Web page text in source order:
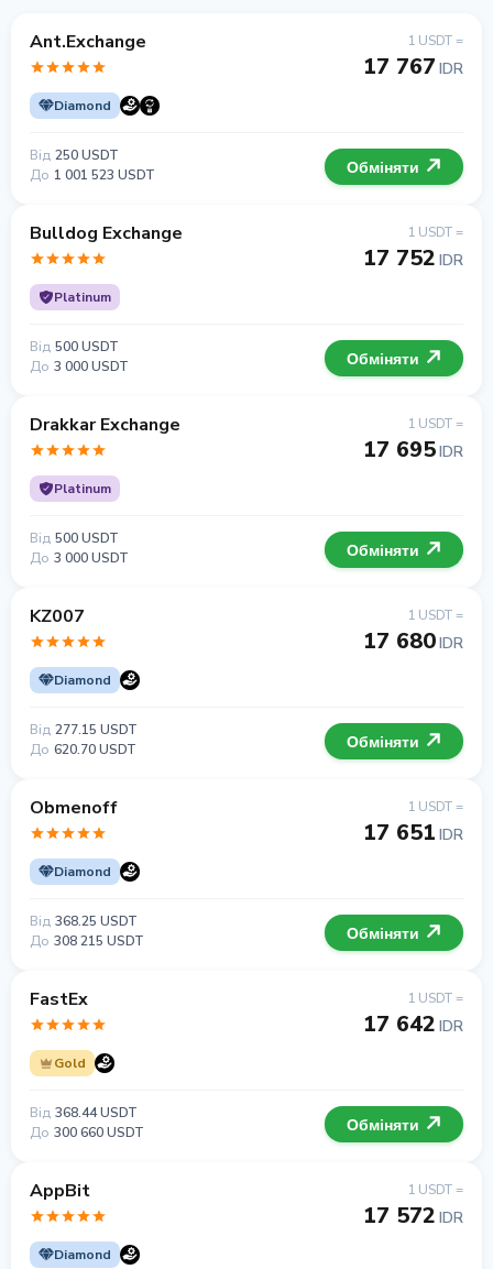
Ant.Exchange
Diamond
1 USDT =
17 767 IDR
Від 250 USDT
До 1 001 523 USDT Обміняти
Bulldog Exchange
Platinum
1 USDT =
17 752 IDR
Від 500 USDT
До 3 000 USDT Обміняти
Drakkar Exchange
Platinum
1 USDT =
17 695IDR
Від 500 USDT
До 3 000 USDT Обміняти
KZ007
Diamond
1 USDT =
17 680IDR
Від 277.15 USDT
До 620.70 USDT Обміняти
Obmenoff
Diamond
1 USDT =
17 651 IDR
Від 368.25 USDT
До 308 215 USDT Обміняти
FastEx
Gold
1 USDT =
17 642 IDR
Від 368.44 USDT
До 300 660 USDT Обміняти
AppBit
Diamond
1 USDT =
17 572 IDR